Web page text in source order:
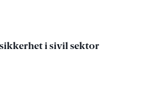
i sivil sektor